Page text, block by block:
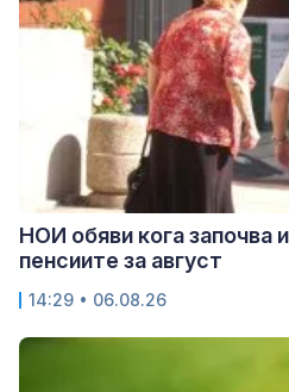
НОИ обяви кога започва
пенсиите за август
14:29 • 06.08.26